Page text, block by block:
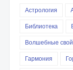
Астрология
Библиотека
Волшебные
Гармония